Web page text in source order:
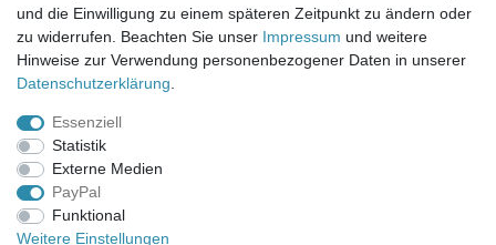
ÖFFNUNGSZEITEN
Montag - Dienstag: 8.00 - 18.00 Uhr, Mittwoch Ruhetag,
Donnerstag: 8.00 - 18.00 Uhr, Freitag 8.00 - 14.00 Uhr
KUNDENSERVICE
Telefon: (05241) 403 22 38
E-Mail: info@stoffamstueck.de
und die Einwilligung zu einem späteren Zeitpunkt zu ändern oder
zu widerrufen. Beachten Sie unser Impressum und weitere
Hinweise zur Verwendung personenbezogener Daten in unserer
Daten­schutz­erklärung
Essenziell
Statistik
Externe Medien
PayPal
Funktional
Weitere Einstellungen